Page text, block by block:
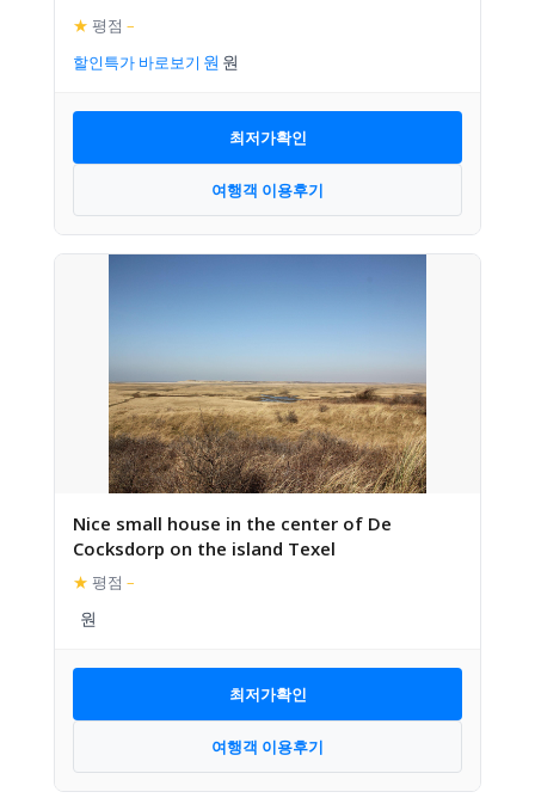
★ 평점 –
할인특가 바로보기
최저가확인
여행객 이용후기
Nice small house in the center of De
Cocksdorp on the island Texel
★ 평점 –
최저가확인
여행객 이용후기